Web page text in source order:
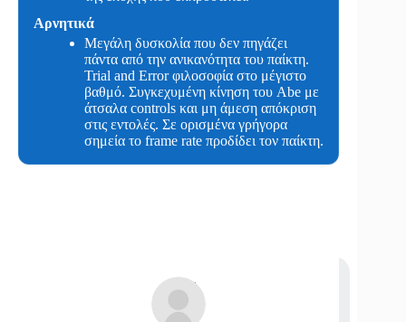
Αρνητικά
Μεγάλη δυσκολία που δεν πηγάζει
πάντα από την ανικανότητα του παίκτη.
Trial and Error φιλοσοφία στο μέγιστο
βαθμό. Συγκεχυμένη κίνηση του Abe με
άτσαλα controls και μη άμεση απόκριση
στις εντολές. Σε ορισμένα γρήγορα
σημεία το frame rate προδίδει τον παίκτη.